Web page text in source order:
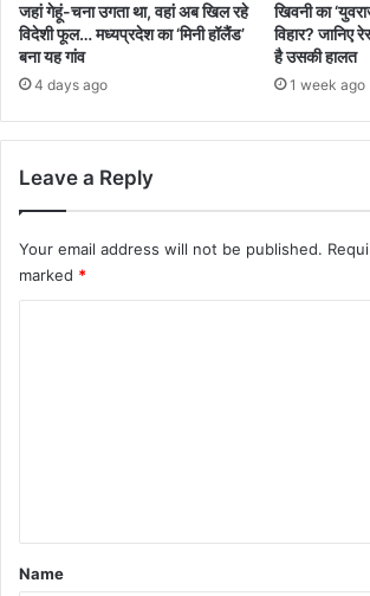
जहां गेहूं-चना उगता था, वहां अब खिल रहे
विदेशी फूल… मध्यप्रदेश का ‘मिनी हॉलैंड’
बना यह गांव
4 days ago
खिवनी का
विहार?
है उसकी हालत
1 week ago
Leave a Reply
Your email address will not be published.
marked *
*
Name